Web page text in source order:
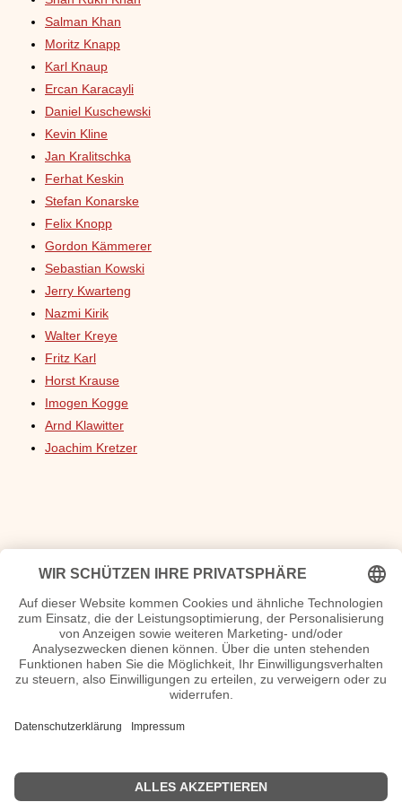
Salman Khan
Moritz Knapp
Karl Knaup
Ercan Karacayli
Daniel Kuschewski
Kevin Kline
Jan Kralitschka
Ferhat Keskin
Stefan Konarske
Felix Knopp
Gordon Kämmerer
Sebastian Kowski
Jerry Kwarteng
Nazmi Kirik
Walter Kreye
Fritz Karl
Horst Krause
Imogen Kogge
Arnd Klawitter
Joachim Kretzer